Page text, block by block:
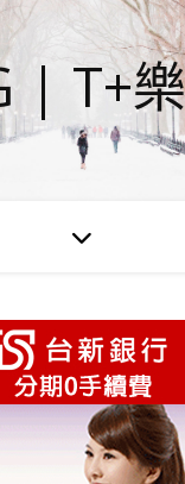
| T+